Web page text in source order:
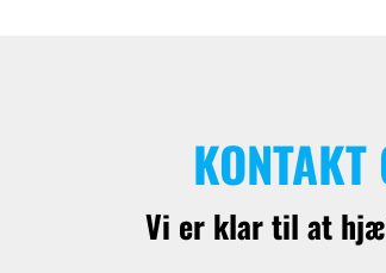
KONTAKT
Vi er klar til at